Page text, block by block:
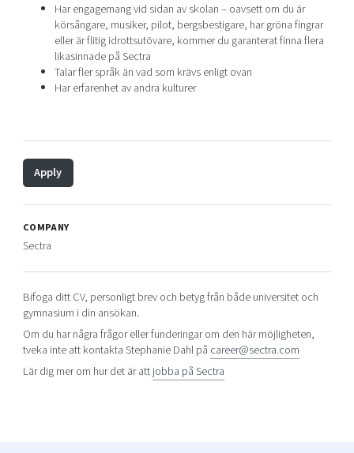
Har engagemang vid sidan av skolan – oavsett om du är
körsångare, musiker, pilot, bergsbestigare, har gröna fingrar
eller är flitig idrottsutövare, kommer du garanterat finna flera
likasinnade på Sectra
Talar fler språk än vad som krävs enligt ovan
Har erfarenhet av andra kulturer
Apply
COMPANY
Sectra
Bifoga ditt CV, personligt brev och betyg från både universitet och
gymnasium i din ansökan.
Om du har några frågor eller funderingar om den här möjligheten,
tveka inte att kontakta Stephanie Dahl på career@sectra.com
Lär dig mer om hur det är attjobba på Sectra